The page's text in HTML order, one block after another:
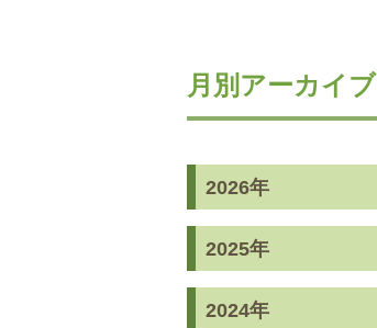
月別アーカイブ
2026年
2025年
2024年